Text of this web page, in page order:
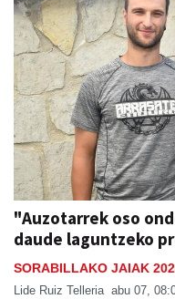
"Auzotarrek oso
daude laguntzeko
SORABILLAKO JAIAK
Lide Ruiz Telleria abu 07,